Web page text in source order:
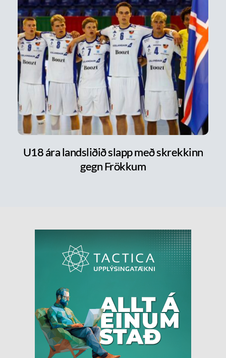
U18 ára landsliðið slapp með skrekkinn
gegn Frökkum